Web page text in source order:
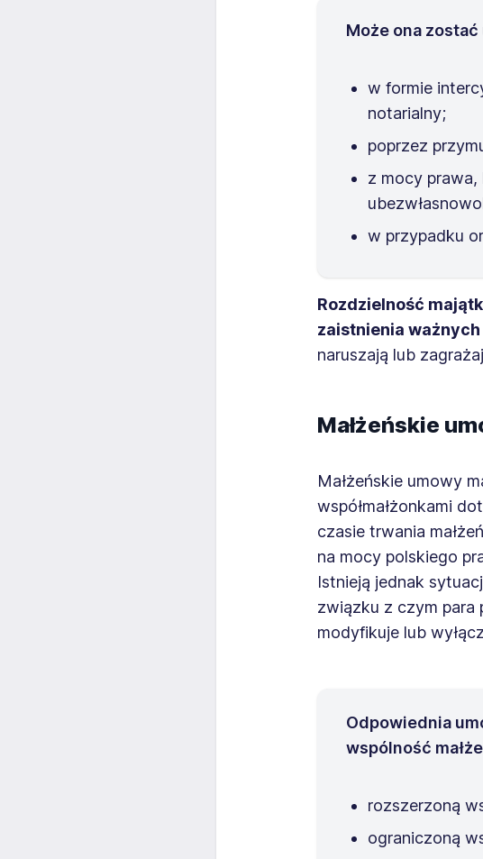
Może ona
w formie
notarialny;
poprzez
z mocy prawa,
w przypadku
Rozdzielność
zaistnienia
naruszają lub
Małżeńskie
Małżeńskie umowy
współmałżonkami
czasie trwania
na mocy polskiego
Istnieją jednak
związku z czym para
modyfikuje lub
Odpowiednia
wspólność
rozszerzoną
ograniczoną